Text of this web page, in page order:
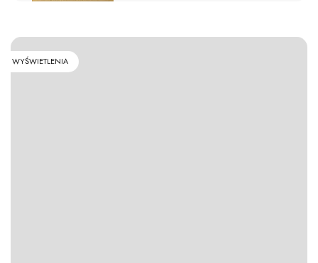
WYŚWIETLENIA